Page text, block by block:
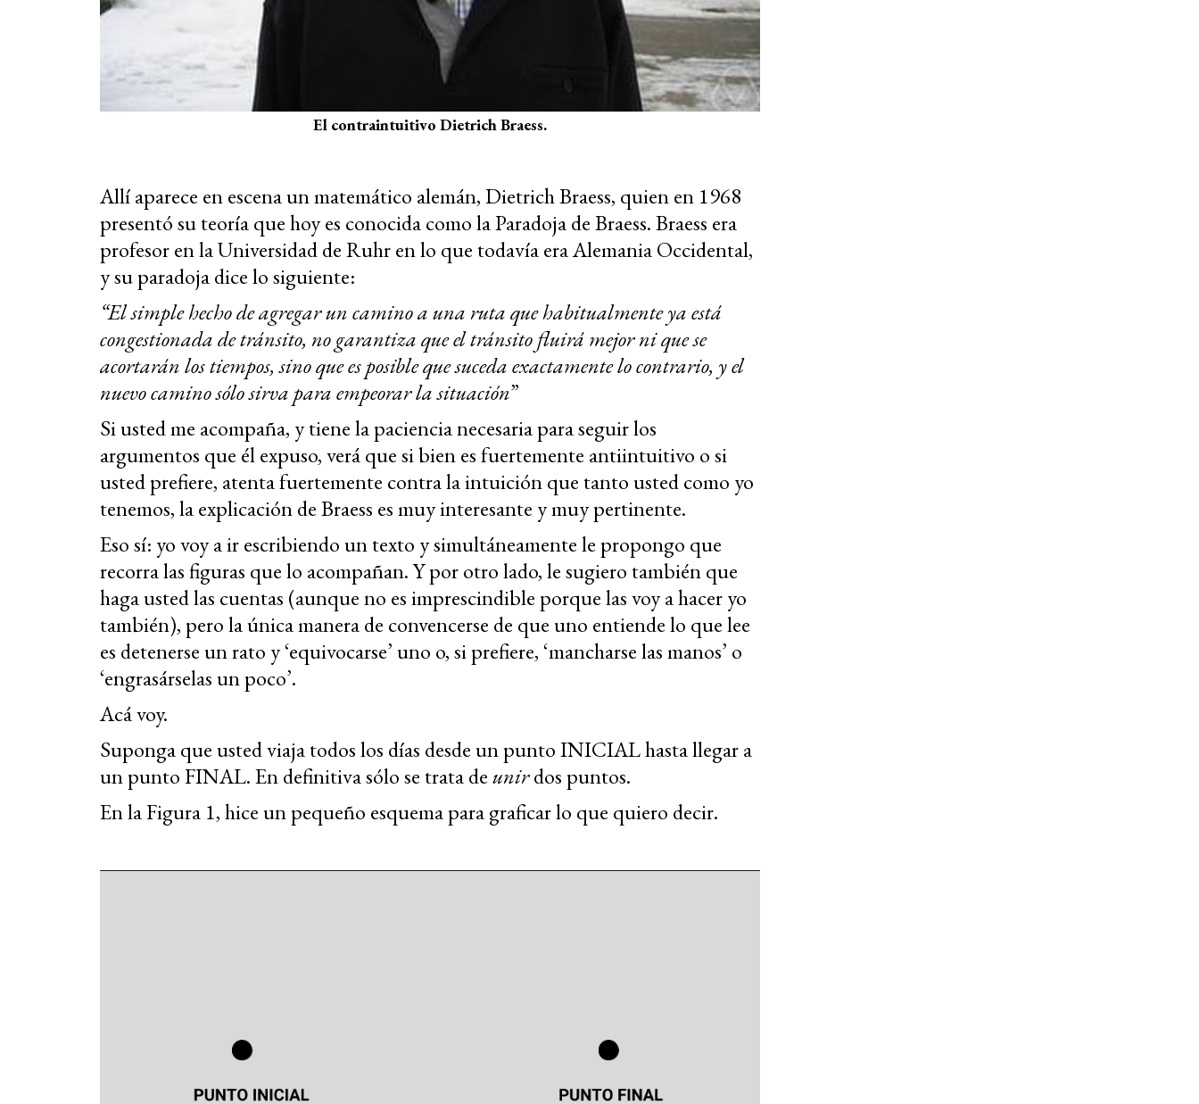
El contraintuitivo Dietrich Braess.
Allí aparece en escena un matemático alemán, Dietrich Braess, quien en 1968
presentó su teoría que hoy es conocida como la Paradoja de Braess. Braess era
profesor en la Universidad de Ruhr en lo que todavía era Alemania Occidental,
y su paradoja dice lo siguiente:
“El simple hecho de agregar un camino a una ruta que habitualmente ya está
congestionada de tránsito, no garantiza que el tránsito fluirá mejor ni que se
acortarán los tiempos, sino que es posible que suceda exactamente lo contrario, y el
nuevo camino sólo sirva para empeorar la situación”
Si usted me acompaña, y tiene la paciencia necesaria para seguir los
argumentos que él expuso, verá que si bien es fuertemente antiintuitivo o si
usted prefiere, atenta fuertemente contra la intuición que tanto usted como yo
tenemos, la explicación de Braess es muy interesante y muy pertinente.
Eso sí: yo voy a ir escribiendo un texto y simultáneamente le propongo que
recorra las figuras que lo acompañan. Y por otro lado, le sugiero también que
haga usted las cuentas (aunque no es imprescindible porque las voy a hacer yo
también), pero la única manera de convencerse de que uno entiende lo que lee
es detenerse un rato y ‘equivocarse’ uno o, si prefiere, ‘mancharse las manos’ o
‘engrasárselas un poco’.
Acá voy.
Suponga que usted viaja todos los días desde un punto INICIAL hasta llegar a
un punto FINAL. En definitiva sólo se trata deunirdos puntos.
En la Figura 1, hice un pequeño esquema para graficar lo que quiero decir.